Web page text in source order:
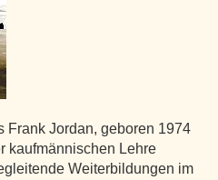
Frank Jordan, geboren 1974
kaufmännischen Lehre
Weiterbildungen im